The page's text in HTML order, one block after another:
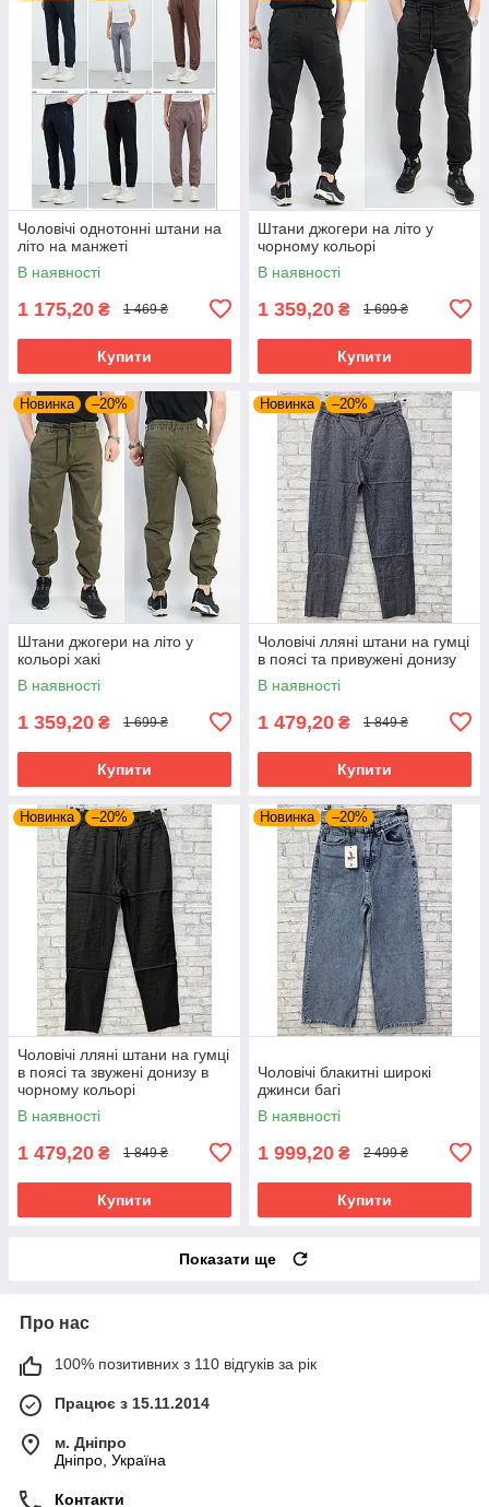
Чоловічі однотонні штани на
літо на манжеті
В наявності
1 175,20 ₴ 1 469 ₴
Купити
Штани джогери на літо у
чорному кольорі
В наявності
1 359,20 ₴ 1 699 ₴
Купити
Новинка –20%
Штани джогери на літо у
кольорі хакі
В наявності
1 359,20 ₴ 1 699 ₴
Купити
Новинка –20%
Чоловічі лляні штани на гумці
в поясі та привужені донизу
В наявності
1 479,20 ₴ 1 849 ₴
Купити
Новинка –20%
Чоловічі лляні штани на гумці
в поясі та звужені донизу в
чорному кольорі
В наявності
1 479,20 ₴ 1 849 ₴
Купити
Новинка –20%
Чоловічі блакитні широкі
джинси багі
В наявності
1 999,20 ₴ 2 499 ₴
Купити
Показати ще
Про нас
100% позитивних з 110 відгуків за рік
Працює з 15.11.2014
м. Дніпро
Дніпро, Україна
Контакти